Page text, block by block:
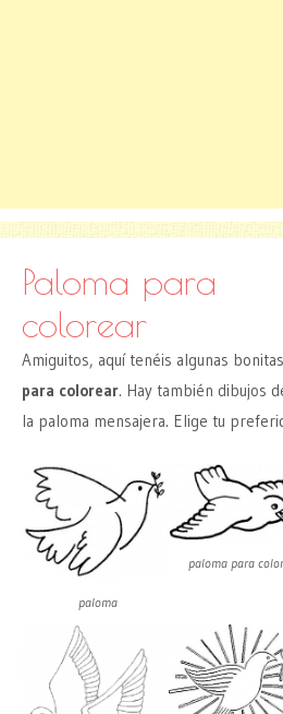
Paloma para
colorear
Amiguitos, aquí tenéis algunas
para colorear. Hay también dibujos
la paloma mensajera. Elige tu
paloma
paloma para